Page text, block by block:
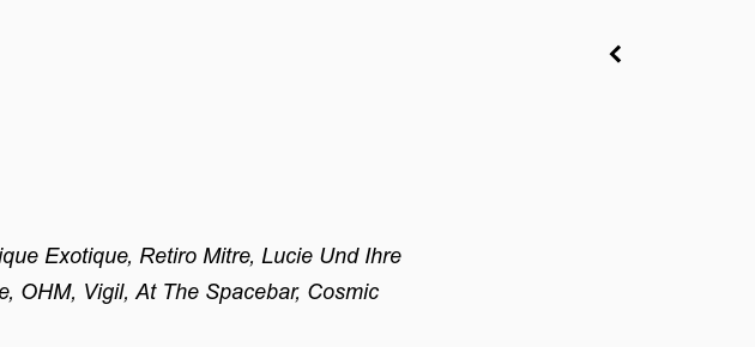
Exotique, Retiro Mitre, Lucie Und Ihre
OHM, Vigil, At The Spacebar, Cosmic